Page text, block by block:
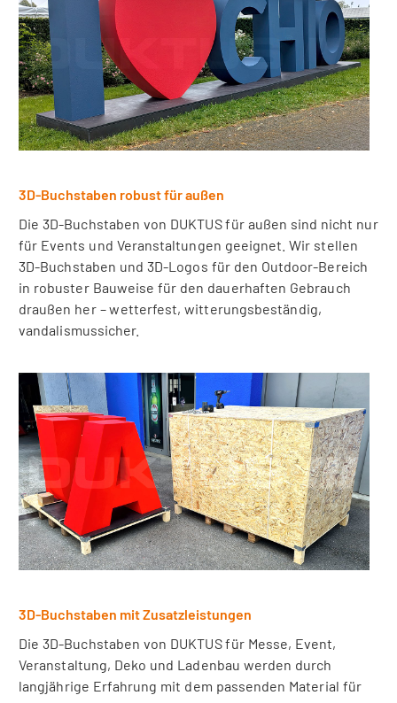
3D-Buchstaben robust für außen
Die 3D-Buchstaben von DUKTUS für außen sind nicht nur
für Events und Veranstaltungen geeignet. Wir stellen
3D-Buchstaben und 3D-Logos für den Outdoor-Bereich
in robuster Bauweise für den dauerhaften Gebrauch
draußen her – wetterfest, witterungsbeständig,
vandalismussicher.
3D-Buchstaben mit Zusatzleistungen
Die 3D-Buchstaben von DUKTUS für Messe, Event,
Veranstaltung, Deko und Ladenbau werden durch
langjährige Erfahrung mit dem passenden Material für